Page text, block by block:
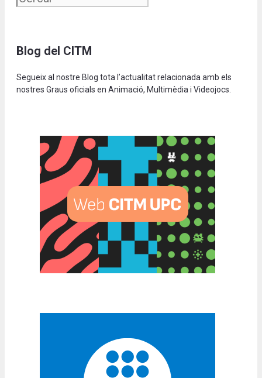
Blog del CITM
Segueix al nostre Blog tota l’actualitat relacionada amb els
nostres Graus oficials en Animació, Multimèdia i Videojocs.